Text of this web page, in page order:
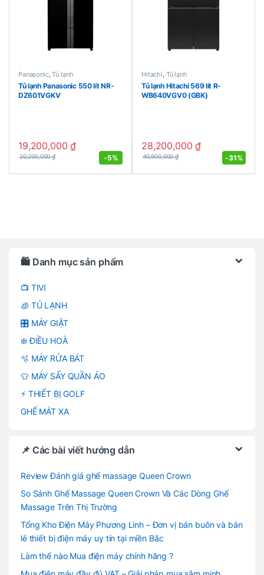
Panasonic,Tủ lạnh
Tủ lạnh Panasonic 550 lít NR-
DZ601VGKV
19,200,000₫
20,200,000₫ -5%
Hitachi, Tủ lạnh
Tủ lạnh Hitachi 569 lít R-
WB640VGV0 (GBK)
28,200,000₫
40,900,000₫ -31%
🛍️ Danh mục sản phẩm
📺 TIVI
🧊 TỦ LẠNH
🎛️ MÁY GIẶT
❄️ ĐIỀU HOÀ
🫧 MÁY RỬA BÁT
👕 MÁY SẤY QUẦN ÁO
⚡ THIẾT BỊ GOLF
GHẾ MÁT XA
📌 Các bài viết hướng dẫn
Review Đánh giá ghế massage Queen Crown
So Sánh Ghế Massage Queen Crown Và Các Dòng Ghế
Massage Trên Thị Trường
Tổng Kho Điện Máy Phương Linh – Đơn vị bán buôn và bán
lẻ thiết bị điện máy uy tín tại miền Bắc
Làm thế nào Mua điện máy chính hãng ?